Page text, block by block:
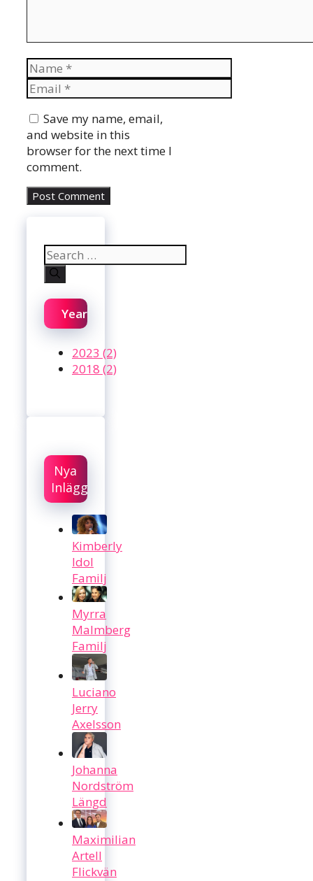
Name
Email
Save my name, email,
and website in this
browser for the next time I
comment.
Search
for:
Year
2023 (2)
2018 (2)
Nya
Inlägg
Kimberly
Idol
Familj
Myrra
Malmberg
Familj
Luciano
Jerry
Axelsson
Johanna
Nordström
Längd
Maximilian
Artell
Flickvän